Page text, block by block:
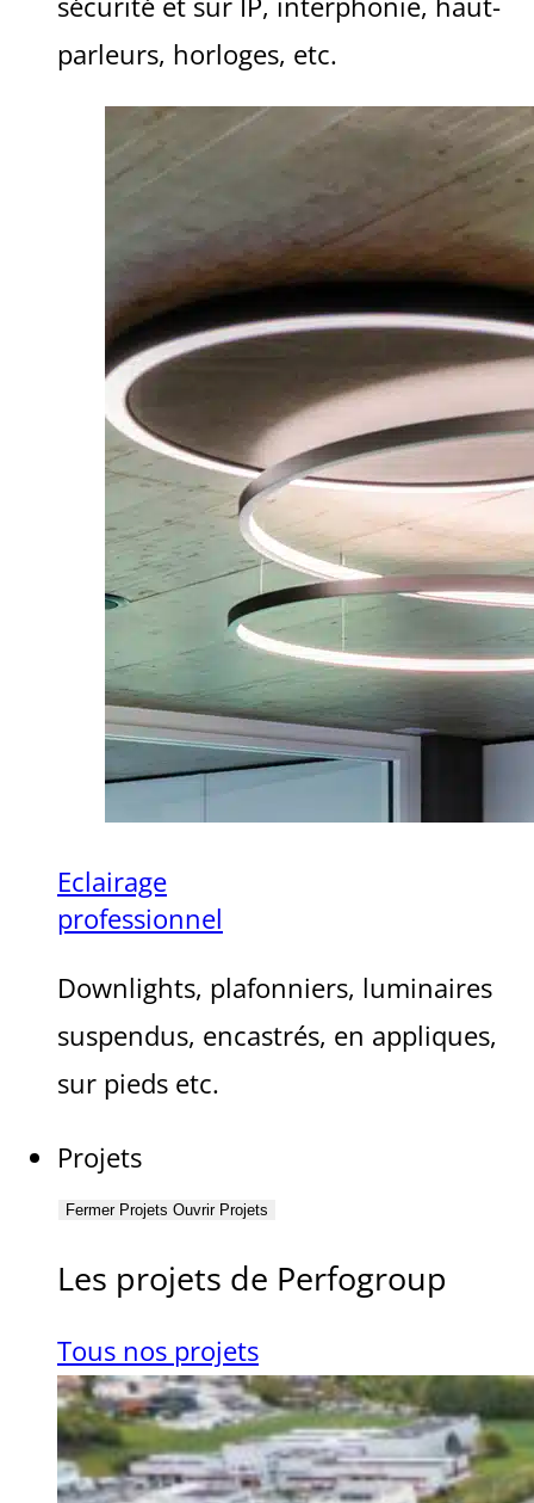
parleurs, horloges, etc.
Eclairage
professionnel
Downlights, plafonniers, luminaires
suspendus, encastrés, en appliques,
sur pieds etc.
Projets
Fermer Projets Ouvrir Projets
Les projets de Perfogroup
Tous nos projets